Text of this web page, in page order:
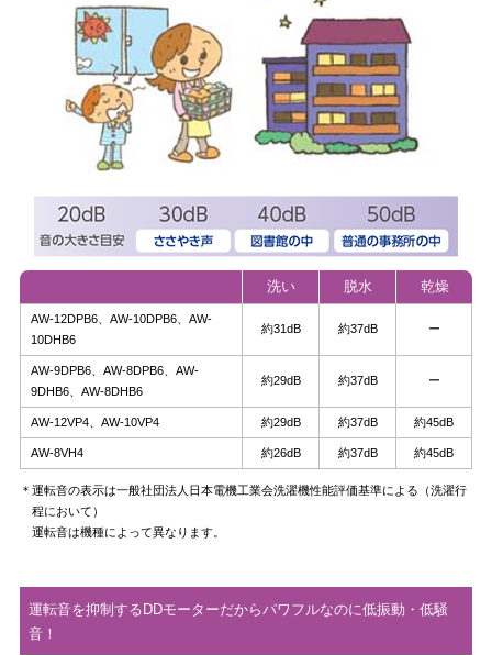
洗い 脱水 乾燥
AW-12DPB6、AW-10DPB6、AW-
10DHB6
約31dB 約37dB ー
AW-9DPB6、AW-8DPB6、AW-
9DHB6、AW-8DHB6
約29dB 約37dB ー
AW-12VP4、AW-10VP4 約29dB 約37dB 約45dB
AW-8VH4 約26dB 約37dB 約45dB
＊ 運転音の表示は一般社団法人日本電機工業会洗濯機性能評価基準による（洗濯行
程において）
運転音は機種によって異なります。
運転音を抑制するDDモーターだからパワフルなのに低振動・低騒
音！